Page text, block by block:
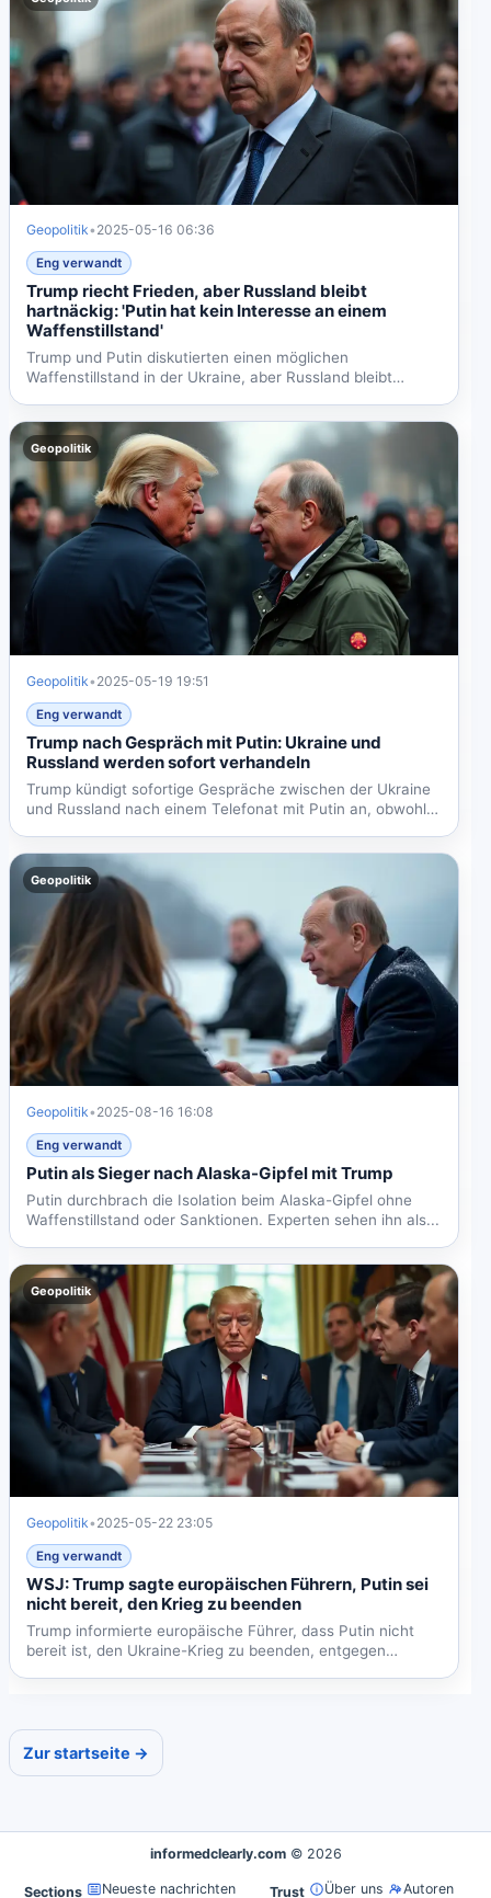
Geopolitik• 2025-05-16 06:36
Eng verwandt
Trump riecht Frieden, aber Russland bleibt
hartnäckig: 'Putin hat kein Interesse an einem
Waffenstillstand'
Trump und Putin diskutierten einen möglichen
Waffenstillstand in der Ukraine, aber Russland bleibt
Geopolitik
Geopolitik• 2025-05-19 19:51
Eng verwandt
Trump nach Gespräch mit Putin: Ukraine und
Russland werden sofort verhandeln
Trump kündigt sofortige Gespräche zwischen der Ukraine
und Russland nach einem Telefonat mit Putin an, obwohl
Geopolitik
Geopolitik• 2025-08-16 16:08
Eng verwandt
Putin als Sieger nach Alaska-Gipfel mit Trump
Putin durchbrach die Isolation beim Alaska-Gipfel ohne
Waffenstillstand oder Sanktionen. Experten sehen ihn als...
Geopolitik
Geopolitik• 2025-05-22 23:05
Eng verwandt
WSJ: Trump sagte europäischen Führern, Putin sei
nicht bereit, den Krieg zu beenden
Trump informierte europäische Führer, dass Putin nicht
bereit ist, den Ukraine-Krieg zu beenden, entgegen
Zur startseite →
informedclearly.com © 2026
Sections Neueste nachrichten Trust Über uns Autoren